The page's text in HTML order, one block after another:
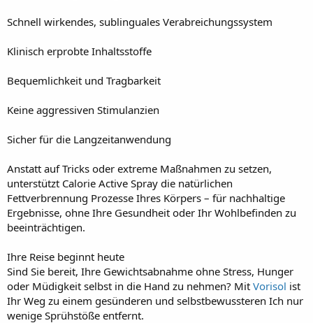
Schnell wirkendes, sublinguales Verabreichungssystem
Klinisch erprobte Inhaltsstoffe
Bequemlichkeit und Tragbarkeit
Keine aggressiven Stimulanzien
Sicher für die Langzeitanwendung
Anstatt auf Tricks oder extreme Maßnahmen zu setzen,
unterstützt Calorie Active Spray die natürlichen
Fettverbrennung Prozesse Ihres Körpers – für nachhaltige
Ergebnisse, ohne Ihre Gesundheit oder Ihr Wohlbefinden zu
beeinträchtigen.
Ihre Reise beginnt heute
Sind Sie bereit, Ihre Gewichtsabnahme ohne Stress, Hunger
oder Müdigkeit selbst in die Hand zu nehmen? Mit Vorisol ist
Ihr Weg zu einem gesünderen und selbstbewussteren Ich nur
wenige Sprühstöße entfernt.